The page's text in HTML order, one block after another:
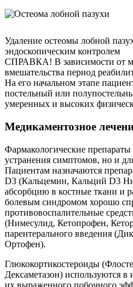
Удаление остеомы лобной
эндоскопическим контролем
СПРАВКА! В зависимости от
вмешательства период
На его начальном этапе
постельный или
умеренных и высоких
Медикаментозное
Фармакологические препараты
устранения симптомов, но и
Пациентам назначаются
D3 (Кальцемин, Кальций D3
абсорбцию в костные ткани и
болевым синдромом хорошо
противовоспалительные
(Нимесулид, Кетопрофен,
парентерального введения
Ортофен).
Глюкокортикостероиды
Дексаметазон) используются в
их выраженного побочного